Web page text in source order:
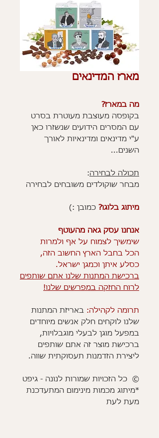
מארז המדינאים
מה במארז?
בקופסה מעוצבת מעוטרת בסרט
עם המסרים הידועים שנשזרו כאן
ע"י מדינאים ומדינאיות לאורך
השנים...
תכולה לבחירה:
מבחר שוקולדים משובחים לבחירה
מיתוג בלוגו? כמובן :)
אנחנו עסק גאה מהעוטף
שימשיך לצמוח על אף ולמרות
הכל בחבל הארץ החשוב הזה,
כסלע איתן וכמגן ישראל.
ברכישת המתנות שלנו אתם שותפים
לרוח החזקה במפרשים שלנו!
תרומה לקהילה: באריזת המתנות
שלנו לוקחים חלק אנשים מיוחדים
במפעל מוגן לבעלי מוגבלויות,
ברכישת מוצר זה אתם שותפים
ליצירת הזדמנות תעסוקתית שווה.
© כל הזכויות שמורות לנונה - גיפט
*מיתוג מכמות מינימום המתעדכנת
מעת לעת